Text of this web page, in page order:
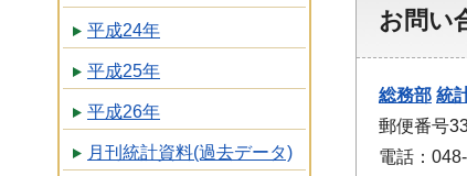
平成24年
平成25年
平成26年
月刊統計資料(過去データ)
お問い
総務部 統
郵便番号
電話：